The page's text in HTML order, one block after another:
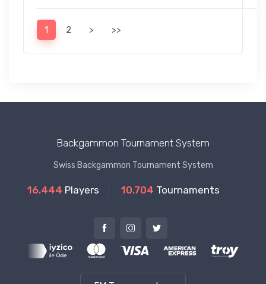
1 2 > >>
Backgammon Tournament System
Swiss Backgammon Tournament System
16.444 Players 10.704 Tournaments